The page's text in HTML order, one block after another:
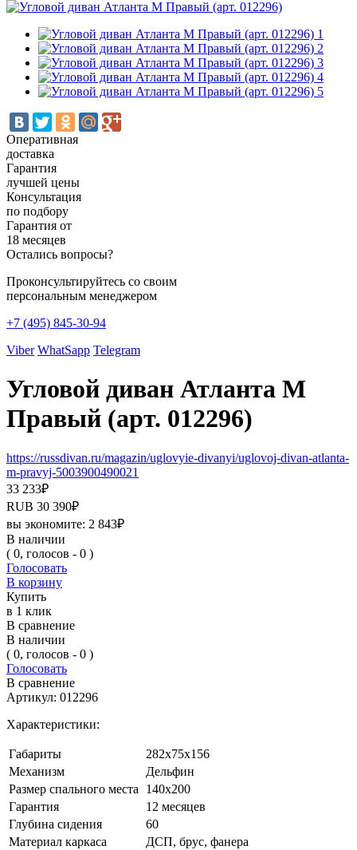
Оперативная
доставка
Гарантия
лучшей цены
Консультация
по подбору
Гарантия от
18 месяцев
Остались вопросы?
Проконсультируйтесь со своим
персональным менеджером
+7 (495) 845-30-94
Viber WhatSapp Telegram
Угловой диван Атланта М
Правый (арт. 012296)
https://russdivan.ru/magazin/uglovyie-divanyi/uglovoj-divan-atlanta-
m-pravyj-5003900490021
33 233₽
RUB 30 390₽
вы экономите: 2 843₽
В наличии
( 0, голосов - 0 )
Голосовать
В корзину
Купить
в 1 клик
В сравнение
В наличии
( 0, голосов - 0 )
Голосовать
В сравнение
Артикул: 012296
Характеристики:
Габариты
282х75х156
Механизм
Дельфин
Размер спального места
140х200
Гарантия
12 месяцев
Глубина сидения
60
Материал каркаса
ДСП, брус, фанера